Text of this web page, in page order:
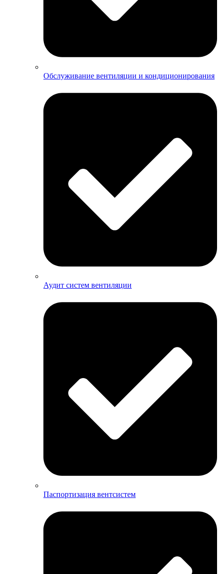
Обслуживание вентиляции и кондиционирования
Аудит систем вентиляции
Паспортизация вентсистем